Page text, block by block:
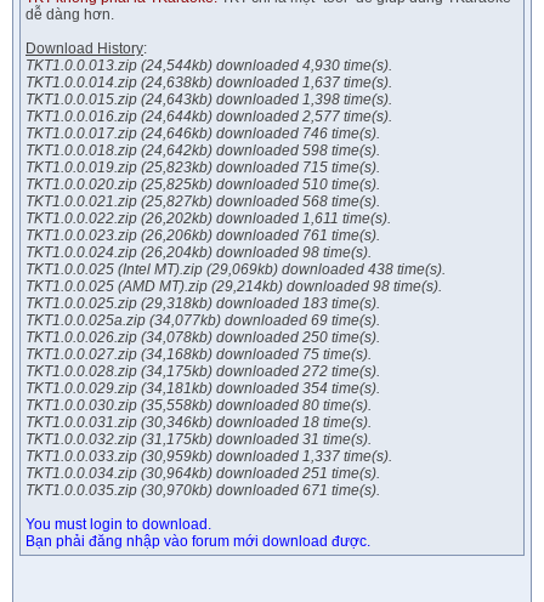
dễ dàng hơn.
Download History:
TKT1.0.0.013.zip (24,544kb) downloaded 4,930 time(s).
TKT1.0.0.014.zip (24,638kb) downloaded 1,637 time(s).
TKT1.0.0.015.zip (24,643kb) downloaded 1,398 time(s).
TKT1.0.0.016.zip (24,644kb) downloaded 2,577 time(s).
TKT1.0.0.017.zip (24,646kb) downloaded 746 time(s).
TKT1.0.0.018.zip (24,642kb) downloaded 598 time(s).
TKT1.0.0.019.zip (25,823kb) downloaded 715 time(s).
TKT1.0.0.020.zip (25,825kb) downloaded 510 time(s).
TKT1.0.0.021.zip (25,827kb) downloaded 568 time(s).
TKT1.0.0.022.zip (26,202kb) downloaded 1,611 time(s).
TKT1.0.0.023.zip (26,206kb) downloaded 761 time(s).
TKT1.0.0.024.zip (26,204kb) downloaded 98 time(s).
TKT1.0.0.025 (Intel MT).zip (29,069kb) downloaded 438 time(s).
TKT1.0.0.025 (AMD MT).zip (29,214kb) downloaded 98 time(s).
TKT1.0.0.025.zip (29,318kb) downloaded 183 time(s).
TKT1.0.0.025a.zip (34,077kb) downloaded 69 time(s).
TKT1.0.0.026.zip (34,078kb) downloaded 250 time(s).
TKT1.0.0.027.zip (34,168kb) downloaded 75 time(s).
TKT1.0.0.028.zip (34,175kb) downloaded 272 time(s).
TKT1.0.0.029.zip (34,181kb) downloaded 354 time(s).
TKT1.0.0.030.zip (35,558kb) downloaded 80 time(s).
TKT1.0.0.031.zip (30,346kb) downloaded 18 time(s).
TKT1.0.0.032.zip (31,175kb) downloaded 31 time(s).
TKT1.0.0.033.zip (30,959kb) downloaded 1,337 time(s).
TKT1.0.0.034.zip (30,964kb) downloaded 251 time(s).
TKT1.0.0.035.zip (30,970kb) downloaded 671 time(s).
You must login to download.
Bạn phải đăng nhập vào forum mới download được.